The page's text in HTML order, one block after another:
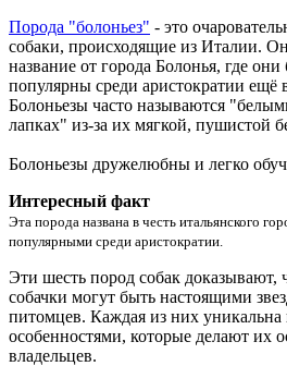
Порода "болоньез" - это
собаки, происходящие из Италии.
название от города Болонья, где
популярны среди аристократии ещё
Болоньезы часто называются
лапках" из-за их мягкой, пушистой
Болоньезы дружелюбны и легко
Интересный факт
Эта порода названа в честь итальянского
популярными среди аристократии.
Эти шесть пород собак доказывают,
собачки могут быть настоящими
питомцев. Каждая из них уникальна
особенностями, которые делают их
владельцев.